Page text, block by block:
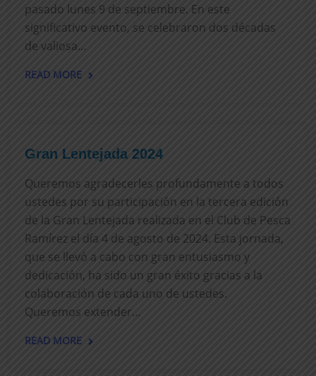
pasado lunes 9 de septiembre. En este
significativo evento, se celebraron dos décadas
de valiosa…
READ MORE
Gran Lentejada 2024
Queremos agradecerles profundamente a todos
ustedes por su participación en la tercera edición
de la Gran Lentejada realizada en el Club de Pesca
Ramírez el día 4 de agosto de 2024. Esta jornada,
que se llevó a cabo con gran entusiasmo y
dedicación, ha sido un gran éxito gracias a la
colaboración de cada uno de ustedes.
Queremos extender…
READ MORE